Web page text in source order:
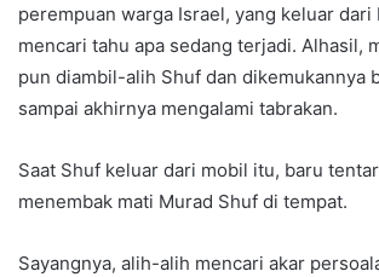
perempuan warga Israel, yang keluar dari
mencari tahu apa sedang terjadi. Alhasil,
pun diambil-alih Shuf dan dikemukannya
sampai akhirnya mengalami tabrakan.
Saat Shuf keluar dari mobil itu, baru
menembak mati Murad Shuf di tempat.
Sayangnya, alih-alih mencari akar